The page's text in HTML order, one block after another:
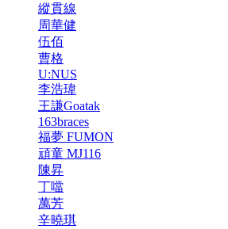
縱貫線
周華健
伍佰
曹格
U:NUS
李浩瑋
王謙Goatak
163braces
福夢 FUMON
頑童 MJ116
陳昇
丁噹
萬芳
辛曉琪